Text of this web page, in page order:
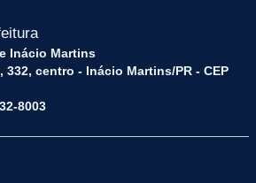
Inácio Martins
332, centro - Inácio Martins/PR - CEP
8003